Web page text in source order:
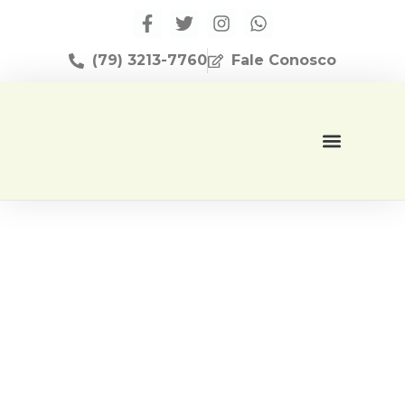
(79) 3213-7760 Fale Conosco